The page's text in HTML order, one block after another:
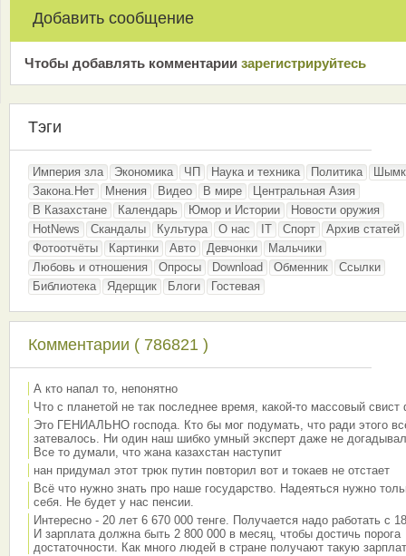
Добавить сообщение
Чтобы добавлять комментарии зарeгиcтрирyйтeсь
Тэги
Империя зла Экономика ЧП Наука и техника Политика
Закона.Нет
Мнения Видео В мире
Центральная Азия
В Казахстане
Календарь Юмор и Истории
Новости оружия
HotNews
Скандалы Культура О нас IT Спорт
Архив статей
Фотоотчёты
Картинки Авто Девчонки
Мальчики
Любовь и отношения
Опросы Download Обменник
Ссылки
Библиотека
Ядерщик Блоги Гостевая
Комментарии ( 786821 )
А кто напал то, непонятно
Что с планетой не так последнее время, какой-то массовый свист
Это ГЕНИАЛЬНО господа. Кто бы мог подумать, что ради этого
затевалось. Ни один наш шибко умный эксперт даже не
Все то думали, что жана казахстан наступит
нан придумал этот трюк путин повторил вот и токаев не отстает
Всё что нужно знать про наше государство. Надеяться нужно
себя. Не будет у нас пенсии.
Интересно - 20 лет 6 670 000 тенге. Получается надо работать с
И зарплата должна быть 2 800 000 в месяц, чтобы достичь порога
достаточности. Как много людей в стране получают такую